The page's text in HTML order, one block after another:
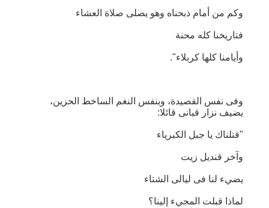
وكم من أمام ذبحناه وهو يصلى صلاة العشاء
فتاريخنا كله محنة
وأيامنا كلها كربلاء".
وفى نفس القصيدة، وبنفس النغم الساخط الحزين،
يضيف نزار قبانى قائلا:
"قتلناك يا جبل الكبرياء
وآخر قنديل زيت
يضيء لنا فى ليالى الشتاء
لماذا قبلت المجيء إلينا؟